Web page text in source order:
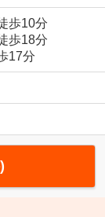
歩10分
歩18分
17分